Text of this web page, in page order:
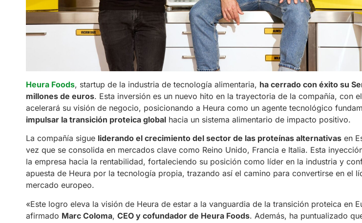
Heura Foods, startup de la industria de tecnología alimentaria, ha cerrado con éxito su
millones de euros. Esta inversión es un nuevo hito en la trayectoria de la compañía, con
acelerará su visión de negocio, posicionando a Heura como un agente tecnológico
impulsar la transición proteica globalhacia un sistema alimentario de impacto positivo.
La compañía sigue liderando el crecimiento del sector de las proteínas alternativasen
vez que se consolida en mercados clave como Reino Unido, Francia e Italia. Esta
la empresa hacia la rentabilidad, fortaleciendo su posición como líder en la industria y
apuesta de Heura por la tecnología propia, trazando así el camino para convertirse en el
mercado europeo.
«Este logro eleva la visión de Heura de estar a la vanguardia de la transición proteica en
afirmado Marc Coloma, CEO y cofundador de Heura Foods. Además, ha puntualizado